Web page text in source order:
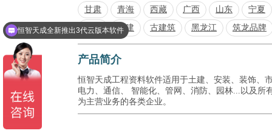
甘肃
青海 西藏 广西 山东
宁夏
内蒙
福建 古建筑 黑龙江 筑龙品牌
产品简介
恒智天成工程资料软件适用于土建、安装、装饰、
电力、通信、 智能化、管网、消防、园林...以及所
为主营业务的各类企业。
恒智天成全新推出3代云版本软件
订购3代云，免费送价值380元的课程